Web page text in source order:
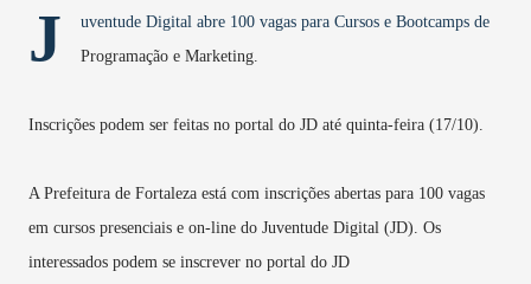
J
uventude Digital abre 100 vagas para Cursos e Bootcamps de
Programação e Marketing.
Inscrições podem ser feitas no portal do JD até quinta-feira (17/10).
A Prefeitura de Fortaleza está com inscrições abertas para 100 vagas
em cursos presenciais e on-line do Juventude Digital (JD). Os
interessados podem se inscrever no portal do JD